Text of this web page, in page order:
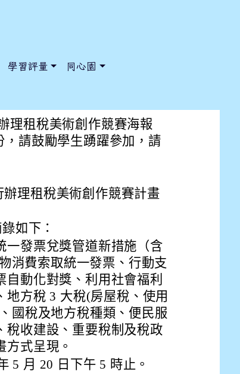
學習評量 同心園
稅美術創作競賽海報(中、
理租稅美術創作競賽海報
請鼓勵學生踴躍參加，請
理租稅美術創作競賽計畫
如下：
一發票兌獎管道新措施（含
消費索取統一發票、行動支
動化對獎、利用社會福利
地方稅 3 大稅(房屋稅、使用
國稅及地方稅種類、便民服
稅收建設、重要稅制及稅政
方式呈現。
5 月 20 日下午 5 時止。
style=font-size: 1rem; background-
style=font-size: 1rem; background-
d/